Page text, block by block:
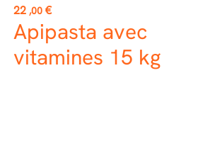
Prix
22 ,00 €
Apipasta avec
vitamines 15 kg